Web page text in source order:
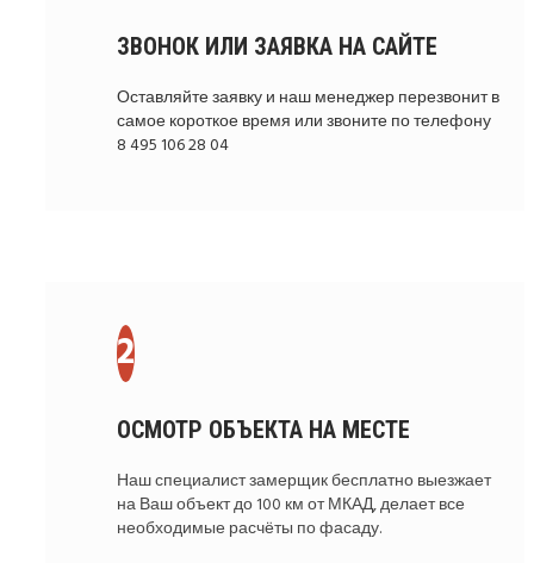
ЗВОНОК ИЛИ ЗАЯВКА НА САЙТЕ
Оставляйте заявку и наш менеджер перезвонит в
самое короткое время или звоните по телефону
8 495 106 28 04
ОСМОТР ОБЪЕКТА НА МЕСТЕ
Наш специалист замерщик бесплатно выезжает
на Ваш объект до 100 км от МКАД, делает все
необходимые расчёты по фасаду.